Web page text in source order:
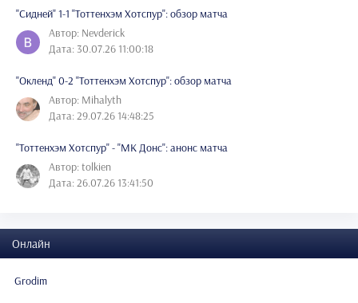
"Сидней" 1-1 "Тоттенхэм Хотспур": обзор матча
Автор: Nevderick
Дата: 30.07.26 11:00:18
"Окленд" 0-2 "Тоттенхэм Хотспур": обзор матча
Автор: Mihalyth
Дата: 29.07.26 14:48:25
"Тоттенхэм Хотспур" - "МК Донс": анонс матча
Автор: tolkien
Дата: 26.07.26 13:41:50
Онлайн
Grodim